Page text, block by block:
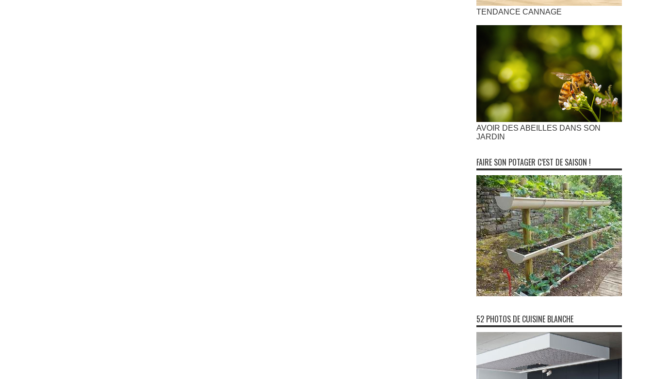
TENDANCE CANNAGE
AVOIR DES ABEILLES DANS SON
JARDIN
FAIRE SON POTAGER C’EST DE SAISON !
52 PHOTOS DE CUISINE BLANCHE